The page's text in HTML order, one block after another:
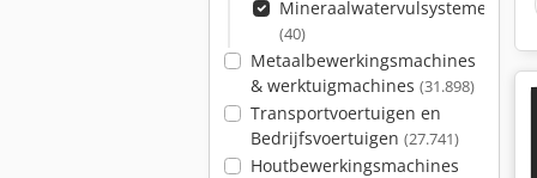
Mineraalwatervulsystemen
(40)
Metaalbewerkingsmachines
& werktuigmachines (31.898)
Transportvoertuigen en
Bedrijfsvoertuigen (27.741)
Houtbewerkingsmachines